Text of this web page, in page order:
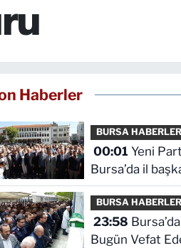
Haberler
BURSA
00:01 Yeni Parti’nin
Bursa’da il
ve yönetim
belli oldu
BURSA
23:58
Bugün Vefat